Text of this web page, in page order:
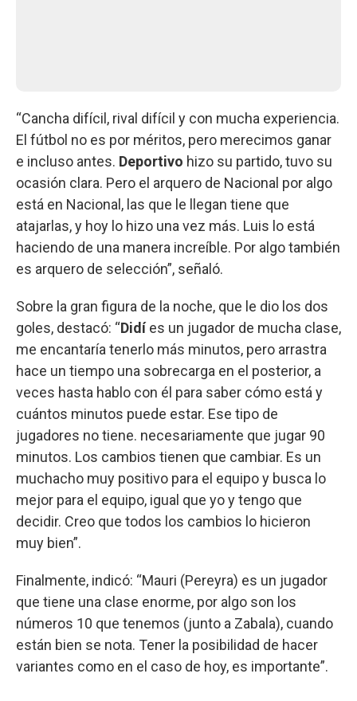
“Cancha difícil, rival difícil y con mucha experiencia.
El fútbol no es por méritos, pero merecimos ganar
e incluso antes. Deportivo hizo su partido, tuvo su
ocasión clara. Pero el arquero de Nacional por algo
está en Nacional, las que le llegan tiene que
atajarlas, y hoy lo hizo una vez más. Luis lo está
haciendo de una manera increíble. Por algo también
es arquero de selección”, señaló.
Sobre la gran figura de la noche, que le dio los dos
goles, destacó: “Didíes un jugador de mucha clase,
me encantaría tenerlo más minutos, pero arrastra
hace un tiempo una sobrecarga en el posterior, a
veces hasta hablo con él para saber cómo está y
cuántos minutos puede estar. Ese tipo de
jugadores no tiene. necesariamente que jugar 90
minutos. Los cambios tienen que cambiar. Es un
muchacho muy positivo para el equipo y busca lo
mejor para el equipo, igual que yo y tengo que
decidir. Creo que todos los cambios lo hicieron
muy bien”.
Finalmente, indicó: “Mauri (Pereyra) es un jugador
que tiene una clase enorme, por algo son los
números 10 que tenemos (junto a Zabala), cuando
están bien se nota. Tener la posibilidad de hacer
variantes como en el caso de hoy, es importante”.